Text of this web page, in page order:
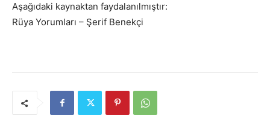
Aşağıdaki kaynaktan faydalanılmıştır:
Rüya Yorumları – Şerif Benekçi